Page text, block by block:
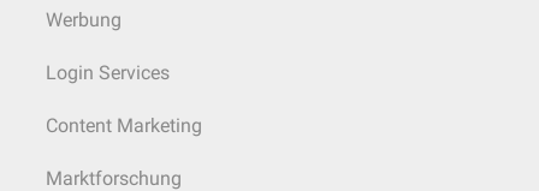
Werbung
Login Services
Content Marketing
Marktforschung